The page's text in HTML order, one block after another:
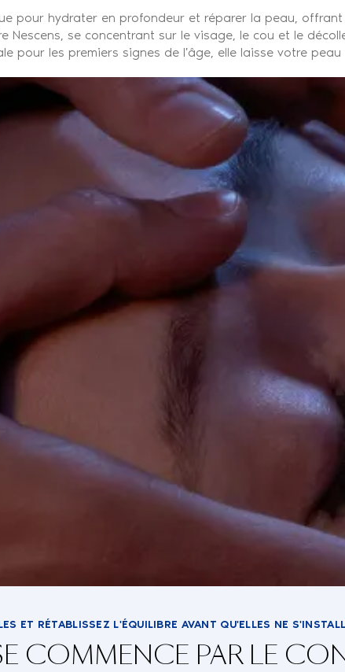
pour hydrater en profondeur et réparer la peau,
se concentrant sur le visage, le cou et le
pour les premiers signes de l'âge, elle laisse votre
ET RÉTABLISSEZ L'ÉQUILIBRE AVANT QU'ELLES NE
COMMENCE PAR LE